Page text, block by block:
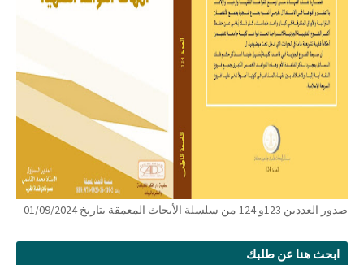
صدور العددين 123و 124 من سلسلة الأبحاث المعمقة بتاريخ 01/09/2024
ابحث هنا عن طلبك